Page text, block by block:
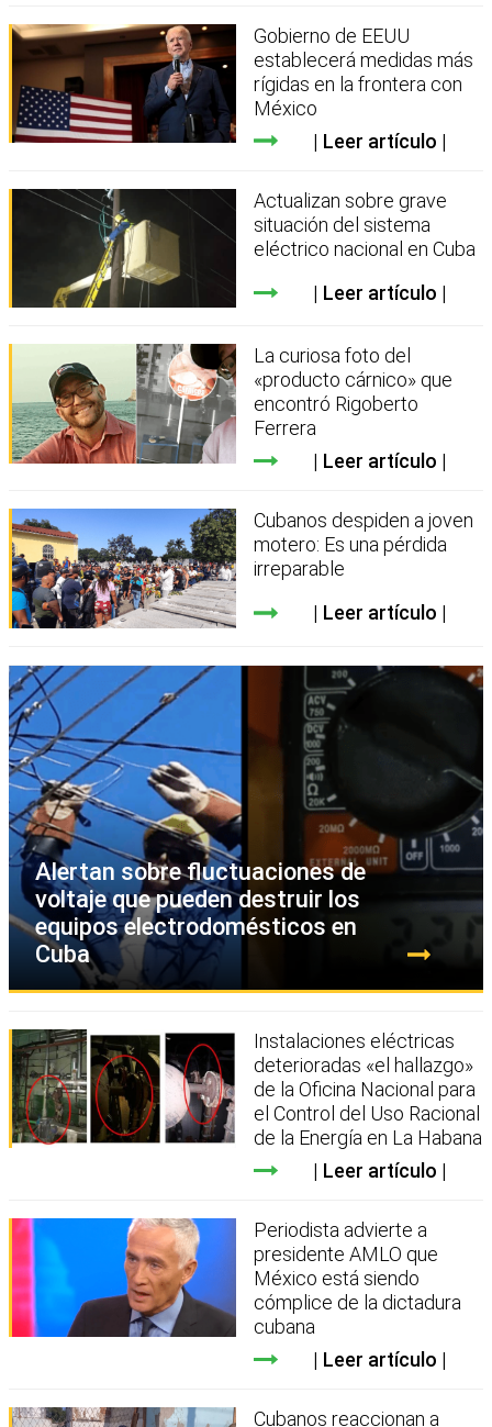
Gobierno de EEUU
establecerá medidas más
rígidas en la frontera con
México
Leer artículo
Actualizan sobre grave
situación del sistema
eléctrico nacional en Cuba
Leer artículo
La curiosa foto del
«producto cárnico» que
encontró Rigoberto
Ferrera
Leer artículo
Cubanos despiden a joven
motero: Es una pérdida
irreparable
Leer artículo
Alertan sobre fluctuaciones de
voltaje que pueden destruir los
equipos electrodomésticos en
Cuba
Instalaciones eléctricas
deterioradas «el hallazgo»
de la Oficina Nacional para
el Control del Uso Racional
de la Energía en La Habana
Leer artículo
Periodista advierte a
presidente AMLO que
México está siendo
cómplice de la dictadura
cubana
Leer artículo
Cubanos reaccionan a